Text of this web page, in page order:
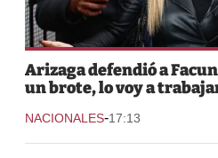
Arizaga defendió a
un brote, lo voy a
NACIONALES-17:13